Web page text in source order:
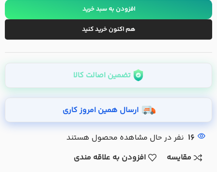
افزودن به سبد خرید
هم اکنون خرید کنید
تضمین اصالت کالا
ارسال همین امروز کاری
16 نفر در حال مشاهده محصول هستند
مقایسه
افزودن به علاقه مندی